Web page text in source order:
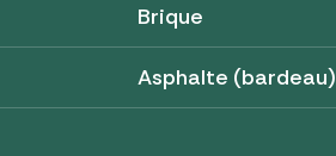
Brique
Asphalte (bardeau)